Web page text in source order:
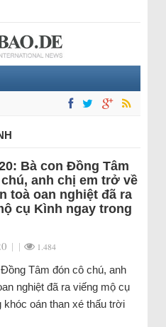
Bà con Đồng Tâm
anh chị em trở về
toà oan nghiệt đã ra
cụ Kình ngay trong
| | 1.484
Tâm đón cô chú, anh
nghiệt đã ra viếng mộ cụ
khóc oán than xé thấu trời